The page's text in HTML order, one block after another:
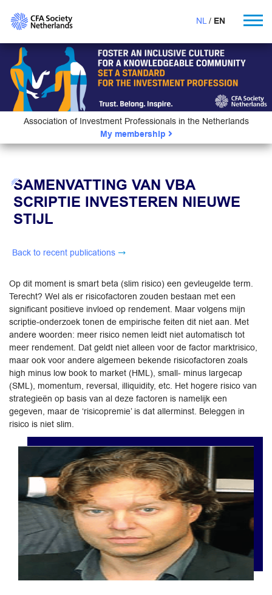
NL EN
Association of Investment Professionals in the Netherlands
My membership
SAMENVATTING VAN VBA
SCRIPTIE INVESTEREN NIEUWE
STIJL
Back to recent publications
Op dit moment is smart beta (slim risico) een gevleugelde term.
Terecht? Wel als er risicofactoren zouden bestaan met een
significant positieve invloed op rendement. Maar volgens mijn
scriptie-onderzoek tonen de empirische feiten dit niet aan. Met
andere woorden: meer risico nemen leidt niet automatisch tot
meer rendement. Dat geldt niet alleen voor de factor marktrisico,
maar ook voor andere algemeen bekende risicofactoren zoals
high minus low book to market (HML), small- minus largecap
(SML), momentum, reversal, illiquidity, etc. Het hogere risico van
strategieën op basis van al deze factoren is namelijk een
gegeven, maar de ‘risicopremie’ is dat allerminst. Beleggen in
risico is niet slim.